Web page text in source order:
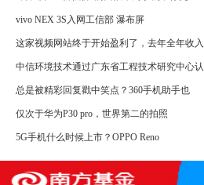
vivo NEX 3S入网工信部 瀑布屏
这家视频网站终于开始盈利了，去年全年收入
中信环境技术通过广东省工程技术研究中心认
总是被精彩回复戳中笑点？360手机助手也
仅次于华为P30 pro，世界第二的拍照
5G手机什么时候上市？OPPO Reno